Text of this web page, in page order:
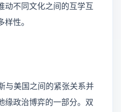
动不同文化之间的互学互
性。
与美国之间的紧张关系并
缘政治博弈的一部分。双